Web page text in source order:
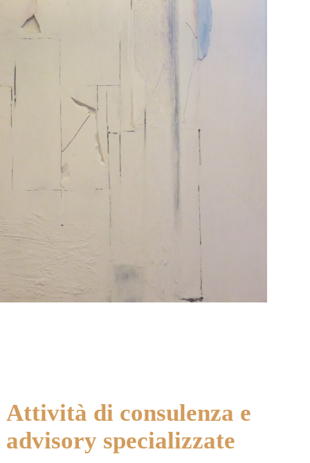
Attività di consulenza e
advisory specializzate